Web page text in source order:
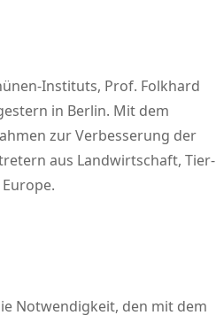
Instituts, Prof. Folkhard
in Berlin. Mit dem
zur Verbesserung der
aus Landwirtschaft, Tier-
Notwendigkeit, den mit dem